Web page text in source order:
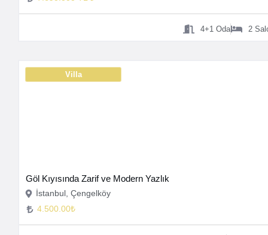
4+1 Oda 2
Villa
Göl Kıyısında Zarif ve Modern Yazlık
İstanbul, Çengelköy
4.500.00₺